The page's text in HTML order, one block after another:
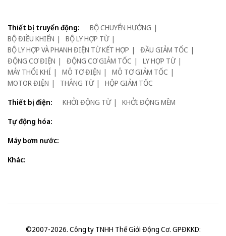
Thiết bị truyển động:
BỘ CHUYỂN HƯỚNG
BỘ ĐIỀU KHIỂN
BỘ LY HỢP TỪ
BỘ LY HỢP VÀ PHANH ĐIỆN TỪ KẾT HỢP
ĐẦU GIẢM TỐC
ĐỘNG CƠ ĐIỆN
ĐỘNG CƠ GIẢM TỐC
LY HỢP TỪ
MÁY THỔI KHÍ
MÔ TƠ ĐIỆN
MÔ TƠ GIẢM TỐC
MOTOR ĐIỆN
THẮNG TỪ
HỘP GIẢM TỐC
Thiết bị điện:
KHỞI ĐỘNG TỪ
KHỞI ĐỘNG MỀM
Tự động hóa:
Máy bơm nước:
Khác:
©2007-2026. Công ty TNHH Thế Giới Động Cơ. GPĐKKD: